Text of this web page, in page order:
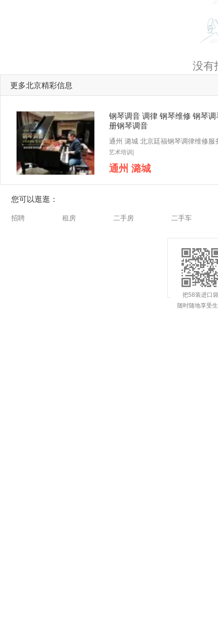
没有
更多北京精彩信息
钢琴调音 调律 钢琴维修 钢琴调
册钢琴调音
艺术培训|
通州 潞城
您可以逛逛：
招聘 租房 二手房 二手车
把58装进口袋
随时随地享受